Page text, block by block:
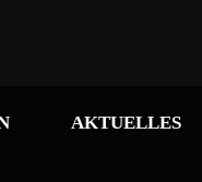
AKTUELLES